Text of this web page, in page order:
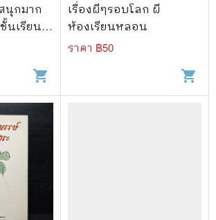
นุกมาก
นเรียน
shopping_cart
เรื่องผีๆรอบโลก ผี
ห้องเรียนหลอน
ราคา ฿50
shopping_cart